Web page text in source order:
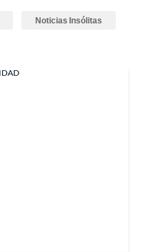
Noticias Insólitas